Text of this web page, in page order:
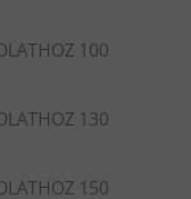
100
130
150